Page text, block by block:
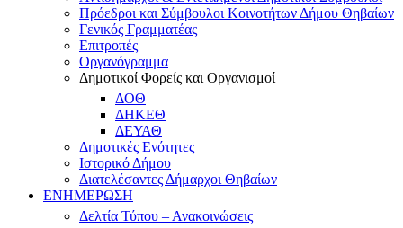
Πρόεδροι και Σύμβουλοι Κοινοτήτων Δήμου Θηβαίων
Γενικός Γραμματέας
Επιτροπές
Οργανόγραμμα
Δημοτικοί Φορείς και Οργανισμοί
ΔΟΘ
ΔΗΚΕΘ
ΔΕΥΑΘ
Δημοτικές Ενότητες
Ιστορικό Δήμου
Διατελέσαντες Δήμαρχοι Θηβαίων
ΕΝΗΜΕΡΩΣΗ
Δελτία Τύπου – Ανακοινώσεις